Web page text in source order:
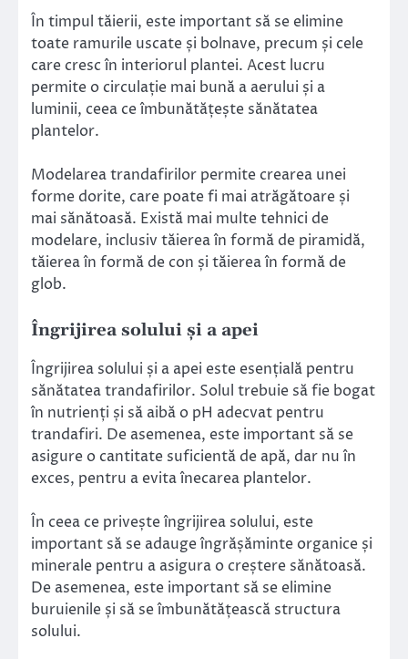
În timpul tăierii, este important să se elimine
toate ramurile uscate și bolnave, precum și cele
care cresc în interiorul plantei. Acest lucru
permite o circulație mai bună a aerului și a
luminii, ceea ce îmbunătățește sănătatea
plantelor.
Modelarea trandafirilor permite crearea unei
forme dorite, care poate fi mai atrăgătoare și
mai sănătoasă. Există mai multe tehnici de
modelare, inclusiv tăierea în formă de piramidă,
tăierea în formă de con și tăierea în formă de
glob.
Îngrijirea solului și a apei
Îngrijirea solului și a apei este esențială pentru
sănătatea trandafirilor. Solul trebuie să fie bogat
în nutrienți și să aibă o pH adecvat pentru
trandafiri. De asemenea, este important să se
asigure o cantitate suficientă de apă, dar nu în
exces, pentru a evita înecarea plantelor.
În ceea ce privește îngrijirea solului, este
important să se adauge îngrășăminte organice și
minerale pentru a asigura o creștere sănătoasă.
De asemenea, este important să se elimine
buruienile și să se îmbunătățească structura
solului.